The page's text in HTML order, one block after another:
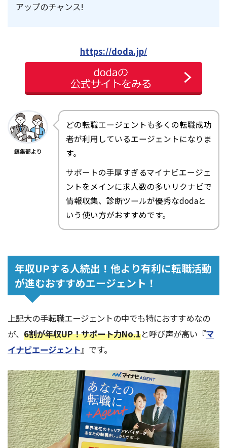
アップのチャンス!
https://doda.jp/
編集部より
どの転職エージェントも多くの転職成功
者が利用しているエージェントになりま
す。
サポートの手厚すぎるマイナビエージェ
ントをメインに求人数の多いリクナビで
情報収集、診断ツールが優秀なdodaと
いう使い方がおすすめです。
年収UPする人続出！他より有利に転職活動
が進むおすすめエージェント！
上記大の手転職エージェントの中でも特におすすめなの
が、 6割が年収UP！サポート力No.1と呼び声が高い『マ
イナビエージェント』です。